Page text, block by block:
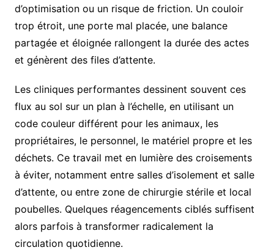
d’optimisation ou un risque de friction. Un couloir
trop étroit, une porte mal placée, une balance
partagée et éloignée rallongent la durée des actes
et génèrent des files d’attente.
Les cliniques performantes dessinent souvent ces
flux au sol sur un plan à l’échelle, en utilisant un
code couleur différent pour les animaux, les
propriétaires, le personnel, le matériel propre et les
déchets. Ce travail met en lumière des croisements
à éviter, notamment entre salles d’isolement et salle
d’attente, ou entre zone de chirurgie stérile et local
poubelles. Quelques réagencements ciblés suffisent
alors parfois à transformer radicalement la
circulation quotidienne.